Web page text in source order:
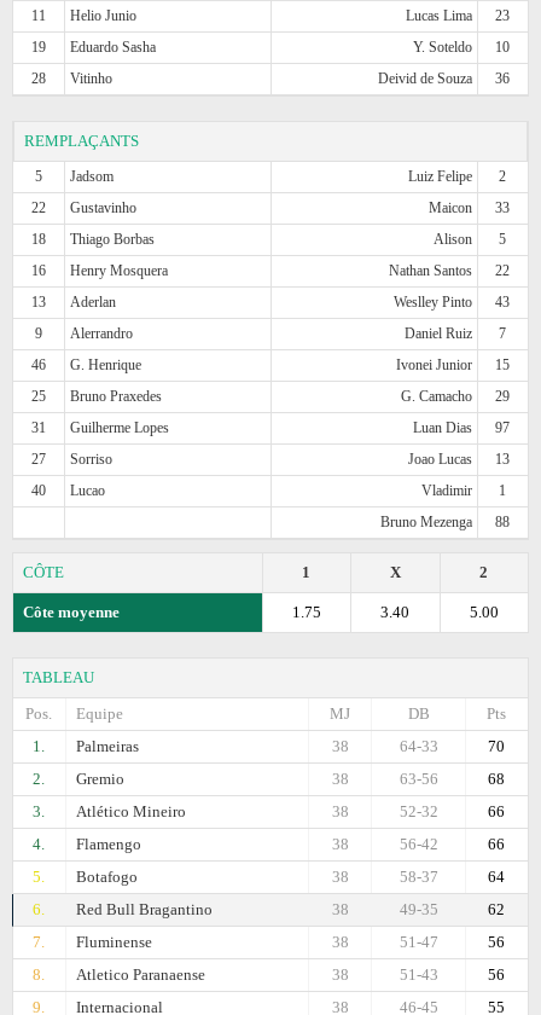
11
Helio Junio Lucas Lima
23
19
Eduardo Sasha Y. Soteldo
10
28
Vitinho Deivid de Souza 36
REMPLAÇANTS
5 Jadsom Luiz Felipe
2
22
Gustavinho Maicon
33
18
Thiago Borbas Alison
5
16
Henry Mosquera Nathan Santos
22
13
Aderlan Weslley Pinto
43
9
Alerrandro Daniel Ruiz
7
46
G. Henrique Ivonei Junior
15
25
Bruno Praxedes G. Camacho
29
31
Guilherme Lopes Luan Dias
97
27
Sorriso Joao Lucas
13
40
Lucao Vladimir
1
Bruno Mezenga
88
CÔTE 2
X
1
Côte moyenne 5.00
3.40
1.75
TABLEAU
Pos.
Equipe Pts
DB
MJ
1.
Palmeiras 70
64-33
38
2.
Gremio 68
63-56
38
3.
Atlético Mineiro 66
52-32
38
4.
Flamengo 66
56-42
38
5.
Botafogo 64
58-37
38
6.
Red Bull Bragantino 62
49-35
38
7.
Fluminense 56
51-47
38
8.
Atletico Paranaense 56
51-43
38
9.
Internacional 55
46-45
38